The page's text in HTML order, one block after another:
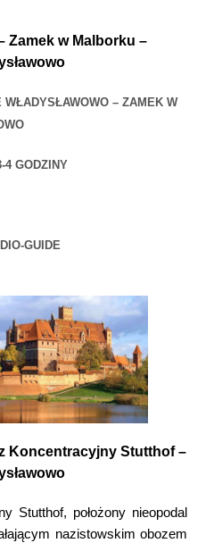
Zamek w Malborku –
WŁADYSŁAWOWO – ZAMEK W
4 GODZINY
GUIDE
Koncentracyjny Stutthof –
Stutthof, położony nieopodal
nazistowskim obozem